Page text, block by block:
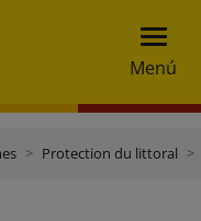
Menú
Protection du littoral